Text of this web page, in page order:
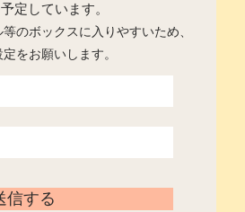
定しています。
のボックスに入りやすいため、
をお願いします。
信する